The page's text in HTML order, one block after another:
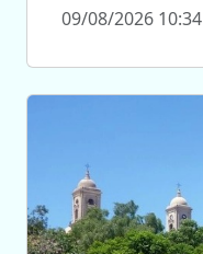
09/08/2026 10:34